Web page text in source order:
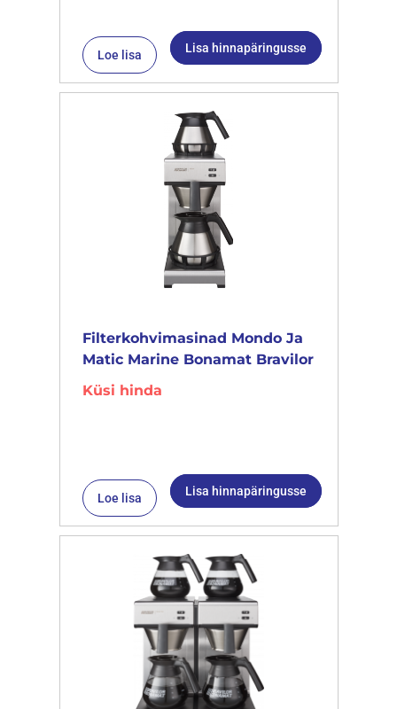
Loe lisa Lisa hinnapäringusse
Filterkohvimasinad Mondo Ja
Matic Marine Bonamat Bravilor
Küsi hinda
Loe lisa Lisa hinnapäringusse